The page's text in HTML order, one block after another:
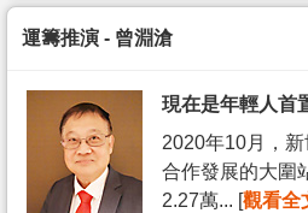
運籌推演 - 曾淵滄
現在是年輕人首
2020年10月，
合作發展的大圍
2.27萬... [觀看全